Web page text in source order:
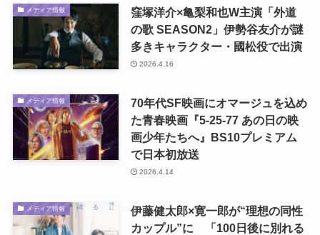
メディア情報
窪塚洋介×亀梨和也W主演「外道
の歌 SEASON2」伊勢谷友介が謎
多きキャラクター・國松役で出演
2026.4.16
メディア情報
70年代SF映画にオマージュを込め
た青春映画『5-25-77 あの日の映
画少年たちへ』BS10プレミアム
で日本初放送
2026.4.14
メディア情報
伊藤健太郎×寛一郎が“理想の同性
カップル”に 「100日後に別れる